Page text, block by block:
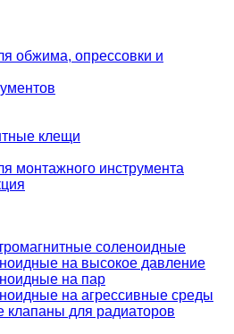
обжима, опрессовки и
клещи
монтажного инструмента
соленоидные
на высокое давление
на пар
на агрессивные среды
клапаны для радиаторов